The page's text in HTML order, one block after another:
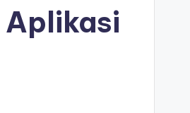
Aplikasi